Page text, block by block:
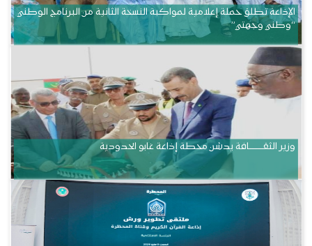
الإذاعة تطلق حملة إعلامية لمواكبة النسخة الثانية من البرنامج الوطني
“وطني وجهتي”
وزير الثقــــــــــافة يدشن محطة إذاعة غابو الحدودية